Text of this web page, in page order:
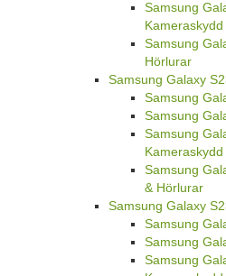
Samsung
Kameraskydd
Samsung
Hörlurar
Samsung Galaxy
Samsung
Samsung
Samsung
Kameraskydd
Samsung
& Hörlurar
Samsung Galaxy
Samsung
Samsung
Samsung